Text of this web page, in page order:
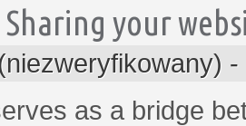
Sharing your
-
as a bridge